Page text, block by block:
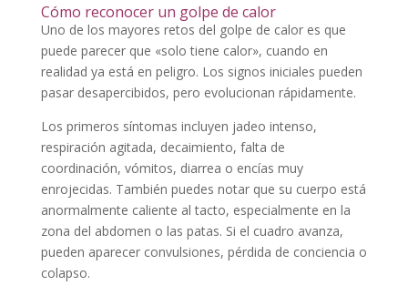
Cómo reconocer un golpe de calor
Uno de los mayores retos del golpe de calor es que
puede parecer que «solo tiene calor», cuando en
realidad ya está en peligro. Los signos iniciales pueden
pasar desapercibidos, pero evolucionan rápidamente.
Los primeros síntomas incluyen jadeo intenso,
respiración agitada, decaimiento, falta de
coordinación, vómitos, diarrea o encías muy
enrojecidas. También puedes notar que su cuerpo está
anormalmente caliente al tacto, especialmente en la
zona del abdomen o las patas. Si el cuadro avanza,
pueden aparecer convulsiones, pérdida de conciencia o
colapso.